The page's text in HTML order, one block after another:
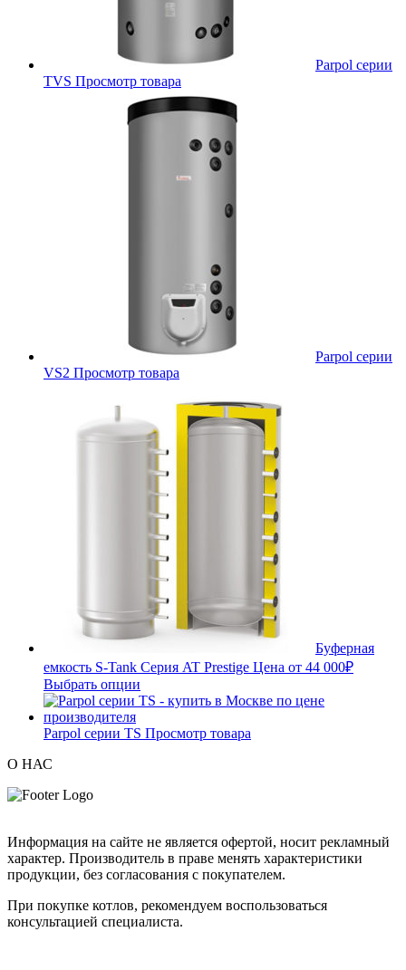
Parpol серии
TVS Просмотр товара
Parpol серии
VS2 Просмотр товара
Буферная
емкость S-Tank Серия AT Prestige Цена от 44 000₽
Выбрать опции
Parpol серии TS Просмотр товара
О НАС
Информация на сайте не является офертой, носит рекламный
характер. Производитель в праве менять характеристики
продукции, без согласования с покупателем.
При покупке котлов, рекомендуем воспользоваться
консультацией специалиста.